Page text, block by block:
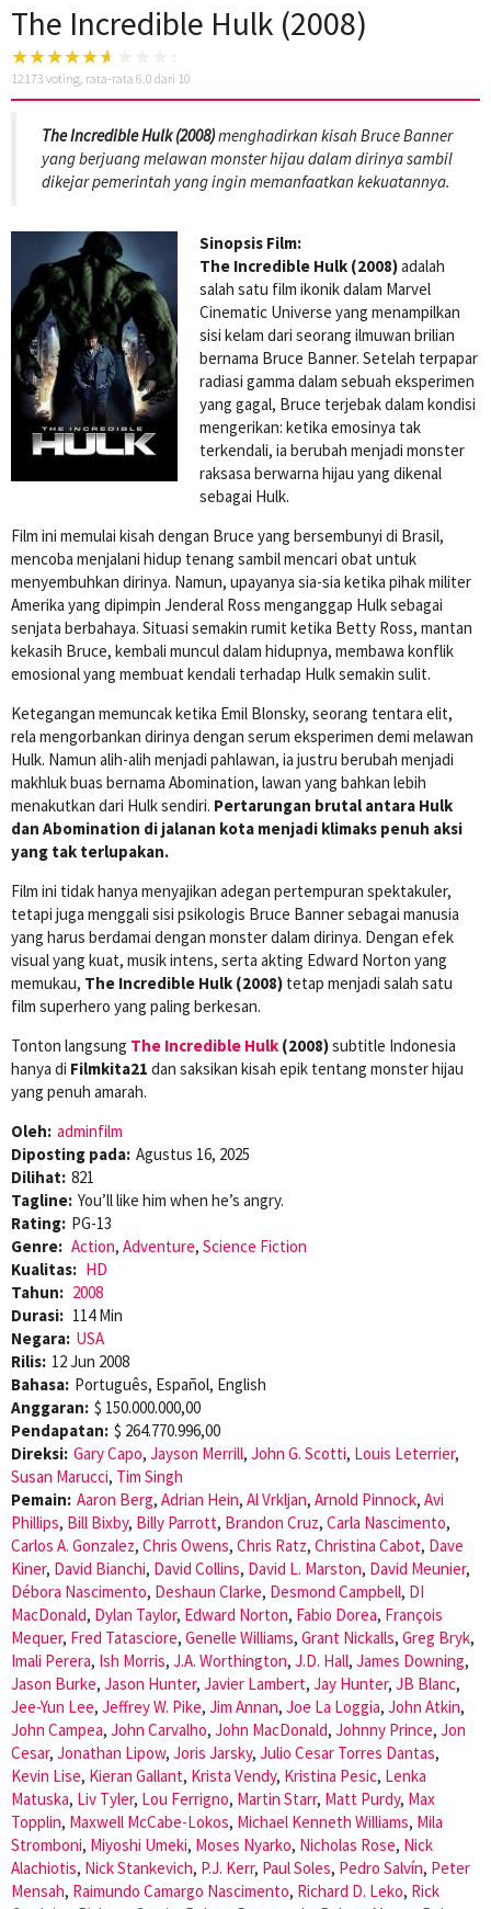
The Incredible Hulk (2008)
12173 voting, rata-rata 6.0 dari 10
The Incredible Hulk (2008)menghadirkan kisah Bruce Banner
yang berjuang melawan monster hijau dalam dirinya sambil
dikejar pemerintah yang ingin memanfaatkan kekuatannya.
Sinopsis Film:
The Incredible Hulk (2008)adalah
salah satu film ikonik dalam Marvel
Cinematic Universe yang menampilkan
sisi kelam dari seorang ilmuwan brilian
bernama Bruce Banner. Setelah terpapar
radiasi gamma dalam sebuah eksperimen
yang gagal, Bruce terjebak dalam kondisi
mengerikan: ketika emosinya tak
terkendali, ia berubah menjadi monster
raksasa berwarna hijau yang dikenal
sebagai Hulk.
Film ini memulai kisah dengan Bruce yang bersembunyi di Brasil,
mencoba menjalani hidup tenang sambil mencari obat untuk
menyembuhkan dirinya. Namun, upayanya sia-sia ketika pihak militer
Amerika yang dipimpin Jenderal Ross menganggap Hulk sebagai
senjata berbahaya. Situasi semakin rumit ketika Betty Ross, mantan
kekasih Bruce, kembali muncul dalam hidupnya, membawa konflik
emosional yang membuat kendali terhadap Hulk semakin sulit.
Ketegangan memuncak ketika Emil Blonsky, seorang tentara elit,
rela mengorbankan dirinya dengan serum eksperimen demi melawan
Hulk. Namun alih-alih menjadi pahlawan, ia justru berubah menjadi
makhluk buas bernama Abomination, lawan yang bahkan lebih
menakutkan dari Hulk sendiri. Pertarungan brutal antara Hulk
dan Abomination di jalanan kota menjadi klimaks penuh aksi
yang tak terlupakan.
Film ini tidak hanya menyajikan adegan pertempuran spektakuler,
tetapi juga menggali sisi psikologis Bruce Banner sebagai manusia
yang harus berdamai dengan monster dalam dirinya. Dengan efek
visual yang kuat, musik intens, serta akting Edward Norton yang
memukau, The Incredible Hulk (2008) tetap menjadi salah satu
film superhero yang paling berkesan.
Tonton langsung The Incredible Hulk (2008)subtitle Indonesia
hanya di Filmkita21 dan saksikan kisah epik tentang monster hijau
yang penuh amarah.
Oleh: adminfilm
Diposting pada: Agustus 16, 2025
Dilihat: 821
Tagline: You’ll like him when he’s angry.
Rating: PG-13
Genre: Action, Adventure, Science Fiction
Kualitas: HD
Tahun: 2008
Durasi: 114 Min
Negara: USA
Rilis: 12 Jun 2008
Bahasa: Português, Español, English
Anggaran: $ 150.000.000,00
Pendapatan: $ 264.770.996,00
Direksi: Gary Capo, Jayson Merrill, John G. Scotti, Louis Leterrier,
Susan Marucci, Tim Singh
Pemain: Aaron Berg, Adrian Hein, Al Vrkljan, Arnold Pinnock, Avi
Phillips, Bill Bixby, Billy Parrott, Brandon Cruz, Carla Nascimento,
Carlos A. Gonzalez, Chris Owens, Chris Ratz, Christina Cabot, Dave
Kiner, David Bianchi, David Collins, David L. Marston, David Meunier,
Débora Nascimento, Deshaun Clarke, Desmond Campbell, DI
MacDonald, Dylan Taylor, Edward Norton, Fabio Dorea, François
Mequer, Fred Tatasciore, Genelle Williams, Grant Nickalls, Greg Bryk,
Imali Perera, Ish Morris, J.A. Worthington, J.D. Hall, James Downing,
Jason Burke, Jason Hunter, Javier Lambert, Jay Hunter, JB Blanc,
Jee-Yun Lee, Jeffrey W. Pike, Jim Annan, Joe La Loggia, John Atkin,
John Campea, John Carvalho, John MacDonald, Johnny Prince, Jon
Cesar, Jonathan Lipow, Joris Jarsky, Julio Cesar Torres Dantas,
Kevin Lise, Kieran Gallant, Krista Vendy, Kristina Pesic, Lenka
Matuska, Liv Tyler, Lou Ferrigno, Martin Starr, Matt Purdy, Max
Topplin, Maxwell McCabe-Lokos, Michael Kenneth Williams, Mila
Stromboni, Miyoshi Umeki, Moses Nyarko, Nicholas Rose, Nick
Alachiotis, Nick Stankevich, P.J. Kerr, Paul Soles, Pedro Salvín, Peter
Mensah, Raimundo Camargo Nascimento, Richard D. Leko, Rick